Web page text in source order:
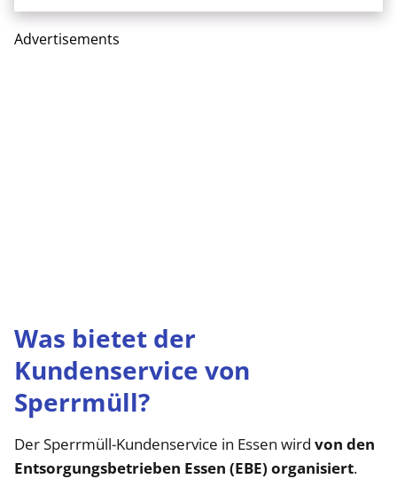
Advertisements
Was bietet der
Kundenservice von
Sperrmüll?
Der Sperrmüll-Kundenservice in Essen wird von den
Entsorgungsbetrieben Essen (EBE) organisiert.